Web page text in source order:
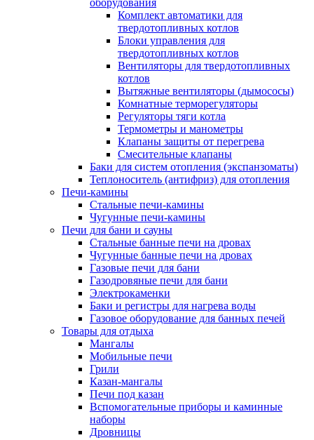
оборудования
Комплект автоматики для
твердотопливных котлов
Блоки управления для
твердотопливных котлов
Вентиляторы для твердотопливных
котлов
Вытяжные вентиляторы (дымососы)
Комнатные терморегуляторы
Регуляторы тяги котла
Термометры и манометры
Клапаны защиты от перегрева
Смесительные клапаны
Баки для систем отопления (экспанзоматы)
Теплоноситель (антифриз) для отопления
Печи-камины
Стальные печи-камины
Чугунные печи-камины
Печи для бани и сауны
Стальные банные печи на дровах
Чугунные банные печи на дровах
Газовые печи для бани
Газодровяные печи для бани
Электрокаменки
Баки и регистры для нагрева воды
Газовое оборудование для банных печей
Товары для отдыха
Мангалы
Мобильные печи
Грили
Казан-мангалы
Печи под казан
Вспомогательные приборы и каминные
наборы
Дровницы